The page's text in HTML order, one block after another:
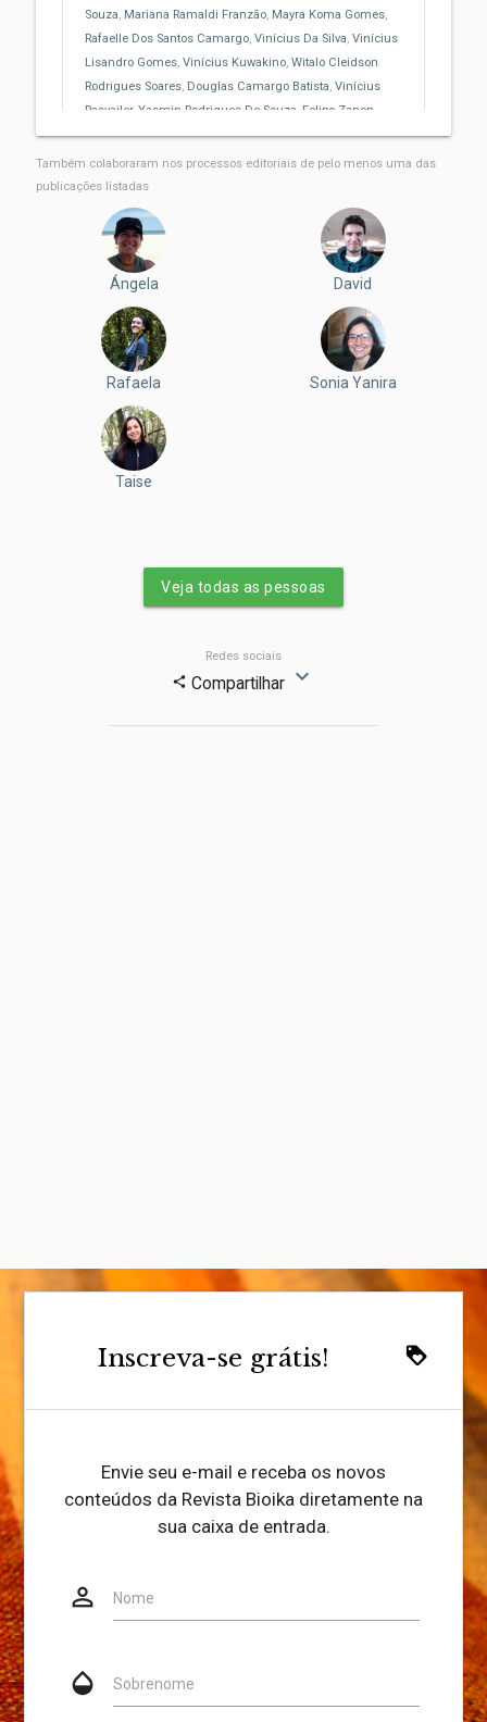
Souza, Mariana Ramaldi Franzão, Mayra Koma Gomes,
Rafaelle Dos Santos Camargo, Vinícius Da Silva, Vinícius
Lisandro Gomes, Vinícius Kuwakino, Witalo Cleidson
Rodrigues Soares, Douglas Camargo Batista, Vinícius
Rasvailer, Yasmin Rodrigues De Souza Felipe Zanon
Luzia Cleide Rodrigues
Também colaboraram nos processos editoriais de pelo menos uma das
publicações listadas
Ángela David
Rafaela Sonia Yanira
Taise
Veja todas as pessoas
Redes sociais
share Compartilhar expand_more
loyalty
Inscreva-se grátis!
Envie seu e-mail e receba os novos
conteúdos da Revista Bioika diretamente na
sua caixa de entrada.
person_outline Nome
opacity Sobrenome
Website